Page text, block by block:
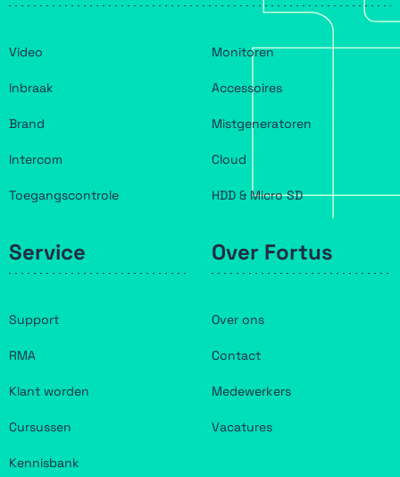
Video
Inbraak
Brand
Intercom
Toegangscontrole
Monitoren
Accessoires
Mistgeneratoren
Cloud
HDD & Micro SD
Service
Support
RMA
Klant worden
Cursussen
Kennisbank
Over Fortus
Over ons
Contact
Medewerkers
Vacatures